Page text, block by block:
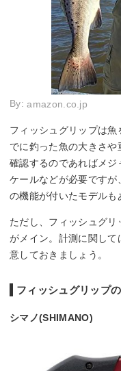
By:amazon.co.jp
フィッシュグリップは
でに釣った魚の大きさ
確認するのであればメジ
ケールなどが必要ですが
の機能が付いたモデルも
ただし、フィッシュグ
がメイン。計測に関し
意しておきましょう。
フィッシュグリップ
シマノ(SHIMANO)